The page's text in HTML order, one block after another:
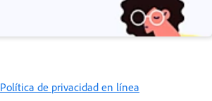
Política de privacidad en línea